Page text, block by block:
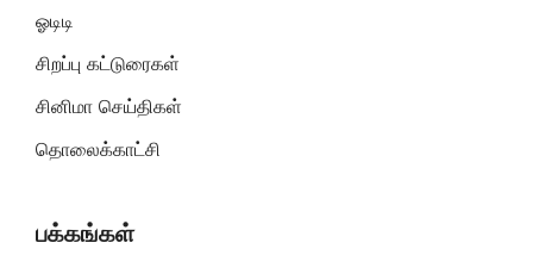
ஓடிடி
சிறப்பு கட்டுரைகள்
சினிமா செய்திகள்
தொலைக்காட்சி
பக்கங்கள்